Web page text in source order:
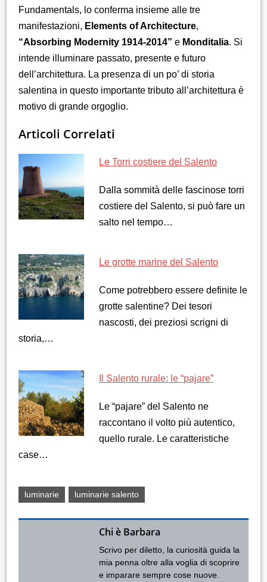
Fundamentals, lo conferma insieme alle tre
manifestazioni, Elements of Architecture,
“Absorbing Modernity 1914-2014”e Monditalia. Si
intende illuminare passato, presente e futuro
dell’architettura. La presenza di un po’ di storia
salentina in questo importante tributo all’architettura è
motivo di grande orgoglio.
Articoli Correlati
Le Torri costiere del Salento
Dalla sommità delle fascinose torri
costiere del Salento, si può fare un
salto nel tempo…
Le grotte marine del Salento
Come potrebbero essere definite le
grotte salentine? Dei tesori
nascosti, dei preziosi scrigni di
storia,…
Il Salento rurale: le “pajare”
Le “pajare” del Salento ne
raccontano il volto più autentico,
quello rurale. Le caratteristiche
case…
luminarie luminarie salento
Chi è Barbara
Scrivo per diletto, la curiosità guida la
mia penna oltre alla voglia di scoprire
e imparare sempre cose nuove.